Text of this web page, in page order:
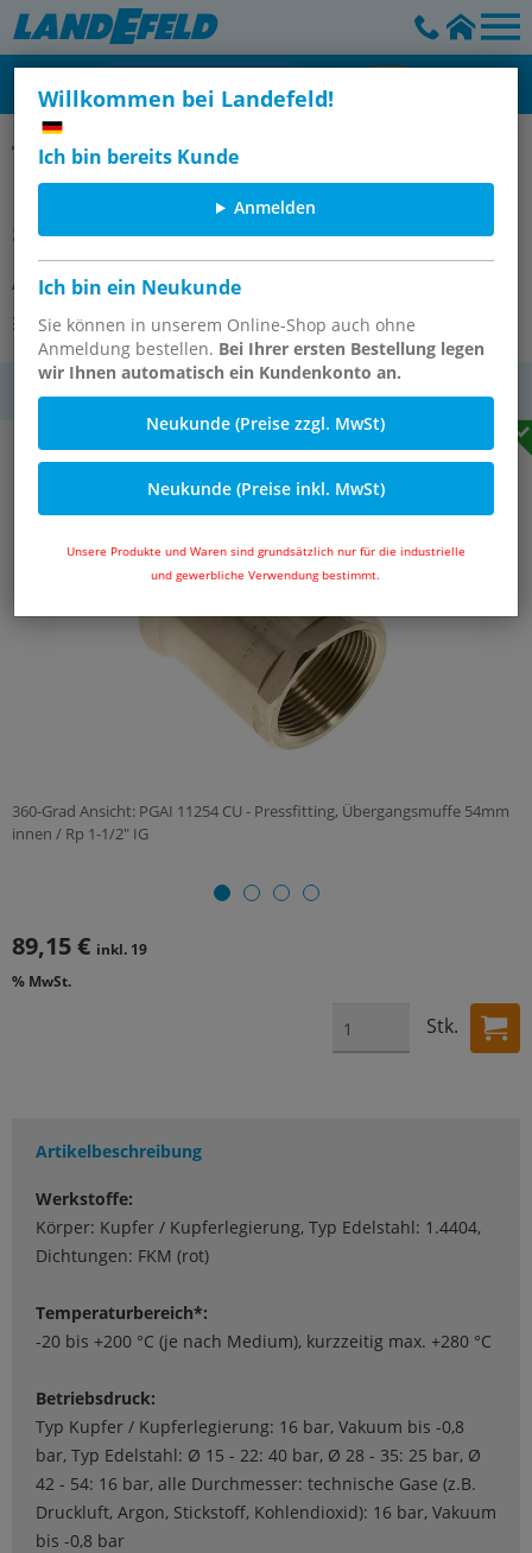
Willkommen bei Landefeld!
Ich bin bereits Kunde
Anmelden
Ich bin ein Neukunde
Sie können in unserem Online-Shop auch ohne
Anmeldung bestellen. Bei Ihrer ersten Bestellung legen
wir Ihnen automatisch ein Kundenkonto an.
Neukunde (Preise zzgl. MwSt)
Neukunde (Preise inkl. MwSt)
Unsere Produkte und Waren sind grundsätzlich nur für die industrielle
und gewerbliche Verwendung bestimmt.
Übergangsmuffen mit Innenpressende & Innengewinde
Pressfitting, Übergangsmuffe
54mm innen / Rp 1-1/2" IG
Artikelnummer: PGAI 11254 CU
Andere Varianten des Artikels
MwSt.
360-Grad Ansicht: PGAI 11254 CU - Pressfitting, Übergangsmuffe 54mm
innen / Rp 1-1/2" IG
89,15 € inkl. 19
% MwSt.
Stk.
Artikelbeschreibung
Werkstoffe:
Körper: Kupfer / Kupferlegierung, Typ Edelstahl: 1.4404,
Dichtungen: FKM (rot)
Temperaturbereich*:
-20 bis +200 °C (je nach Medium), kurzzeitig max. +280 °C
Betriebsdruck:
Typ Kupfer / Kupferlegierung: 16 bar, Vakuum bis -0,8
bar, Typ Edelstahl: Ø 15 - 22: 40 bar, Ø 28 - 35: 25 bar, Ø
42 - 54: 16 bar, alle Durchmesser: technische Gase (z.B.
Druckluft, Argon, Stickstoff, Kohlendioxid): 16 bar, Vakuum
bis -0,8 bar